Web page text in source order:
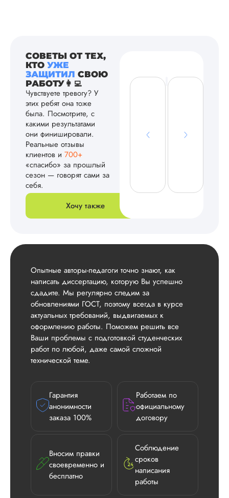
СОВЕТЫ ОТ ТЕХ,
КТО УЖЕ
ЗАЩИТИЛ СВОЮ
РАБОТУ👩‍💻
Чувствуете тревогу? У
этих ребят она тоже
была. Посмотрите, с
какими результатами
они финишировали.
Реальные отзывы
клиентов и 700+
«спасибо» за прошлый
сезон — говорят сами за
себя.
Хочу также
Опытные авторы-педагоги точно знают, как
написать диссертацию, которую Вы успешно
сдадите. Мы регулярно следим за
обновлениями ГОСТ, поэтому всегда в курсе
актуальных требований, выдвигаемых к
оформлению работы. Поможем решить все
Ваши проблемы с подготовкой студенческих
работ по любой, даже самой сложной
технической теме.
Гарантия
анонимности
заказа 100%
Работаем по
официальному
договору
Вносим правки
своевременно и
бесплатно
Соблюдение
сроков
написания
работы